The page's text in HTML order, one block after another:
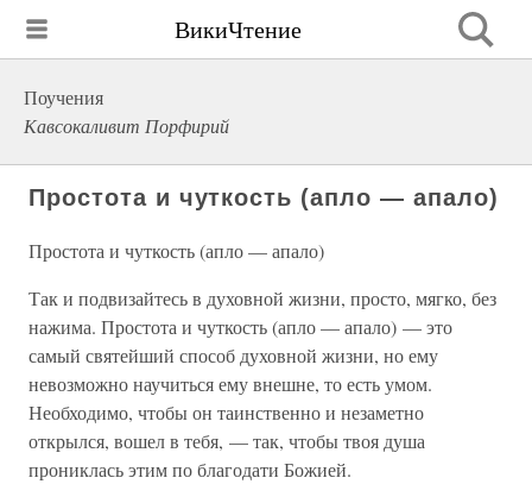
ВикиЧтение
Поучения
Кавсокаливит Порфирий
Простота и чуткость (апло — апало)
Простота и чуткость (апло — апало)
Так и подвизайтесь в духовной жизни, просто, мягко, без
нажима. Простота и чуткость (апло — апало) — это
самый святейший способ духовной жизни, но ему
невозможно научиться ему внешне, то есть умом.
Необходимо, чтобы он таинственно и незаметно
открылся, вошел в тебя, — так, чтобы твоя душа
прониклась этим по благодати Божией.